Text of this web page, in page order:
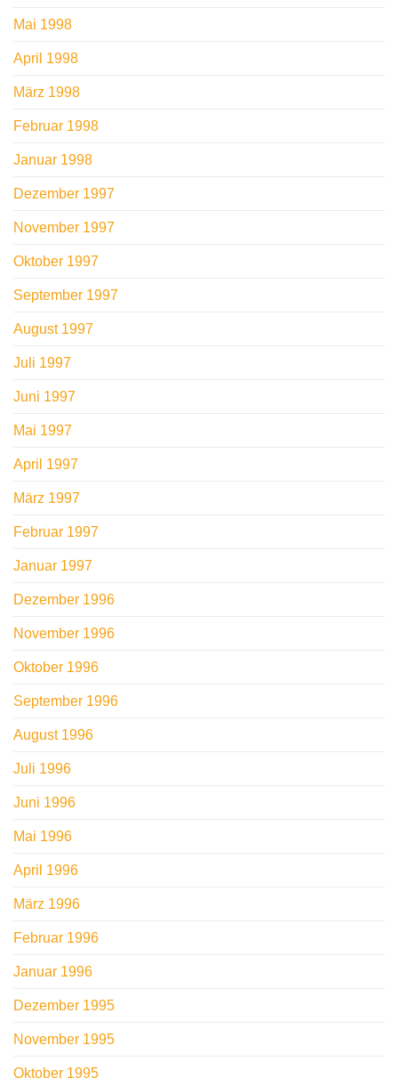
Mai 1998
April 1998
März 1998
Februar 1998
Januar 1998
Dezember 1997
November 1997
Oktober 1997
September 1997
August 1997
Juli 1997
Juni 1997
Mai 1997
April 1997
März 1997
Februar 1997
Januar 1997
Dezember 1996
November 1996
Oktober 1996
September 1996
August 1996
Juli 1996
Juni 1996
Mai 1996
April 1996
März 1996
Februar 1996
Januar 1996
Dezember 1995
November 1995
Oktober 1995